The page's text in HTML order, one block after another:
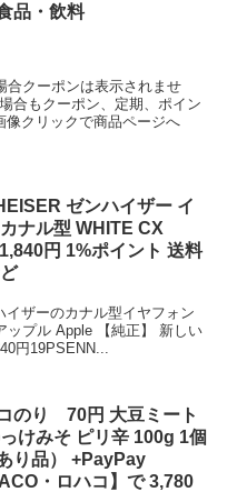
品・飲料
クーポンは表示されませ
合もクーポン、定期、ポイン
像クリックで商品ページへ
ゼンハイザー イ
ナル型 WHITE CX
円 1%ポイント 送料
ザーのカナル型イヤフォン
ップル Apple 【純正】 新しい
円19PSENN...
のり 70円 大豆ミート
けみそ ピリ辛 100g 1個
り品） +PayPay
・ロハコ】で 3,780